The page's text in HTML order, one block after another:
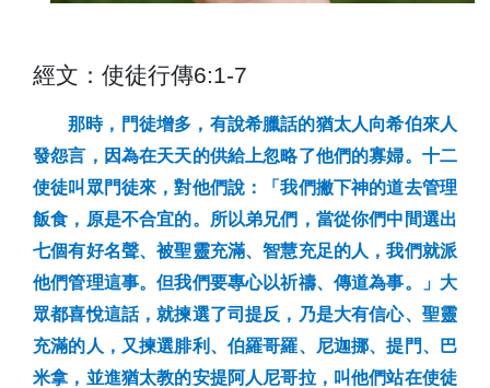
經文：使徒行傳6:1-7
那時，門徒增多，有說希臘話的猶太人向希伯來人
發怨言，因為在天天的供給上忽略了他們的寡婦。十二
使徒叫眾門徒來，對他們說：「我們撇下神的道去管理
飯食，原是不合宜的。所以弟兄們，當從你們中間選出
七個有好名聲、被聖靈充滿、智慧充足的人，我們就派
他們管理這事。但我們要專心以祈禱、傳道為事。」大
眾都喜悅這話，就揀選了司提反，乃是大有信心、聖靈
充滿的人，又揀選腓利、伯羅哥羅、尼迦挪、提門、巴
米拿，並進猶太教的安提阿人尼哥拉，叫他們站在使徒